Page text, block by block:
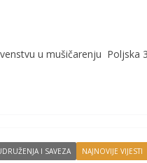
u mušičarenju Poljska
I SAVEZA NAJNOVIJE VIJESTI